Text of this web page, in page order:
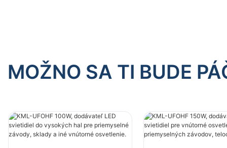
MOŽNO SA TI BUDE